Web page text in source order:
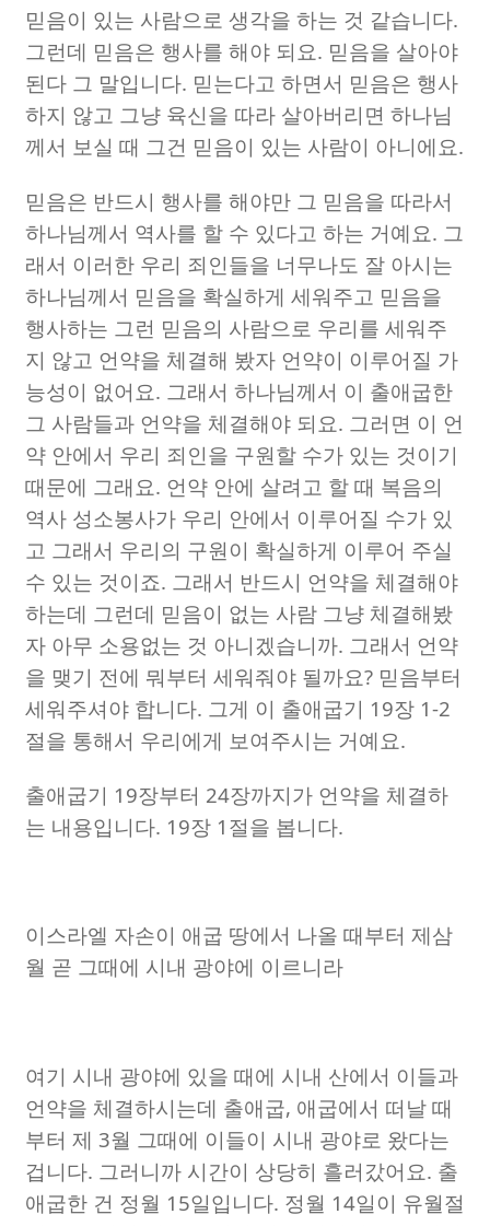
믿음이 있는 사람으로 생각을 하는 것 같습니다.
그런데 믿음은 행사를 해야 되요. 믿음을 살아야
된다 그 말입니다. 믿는다고 하면서 믿음은 행사
하지 않고 그냥 육신을 따라 살아버리면 하나님
께서 보실 때 그건 믿음이 있는 사람이 아니에요.
믿음은 반드시 행사를 해야만 그 믿음을 따라서
하나님께서 역사를 할 수 있다고 하는 거예요. 그
래서 이러한 우리 죄인들을 너무나도 잘 아시는
하나님께서 믿음을 확실하게 세워주고 믿음을
행사하는 그런 믿음의 사람으로 우리를 세워주
지 않고 언약을 체결해 봤자 언약이 이루어질 가
능성이 없어요. 그래서 하나님께서 이 출애굽한
그 사람들과 언약을 체결해야 되요. 그러면 이 언
약 안에서 우리 죄인을 구원할 수가 있는 것이기
때문에 그래요. 언약 안에 살려고 할 때 복음의
역사 성소봉사가 우리 안에서 이루어질 수가 있
고 그래서 우리의 구원이 확실하게 이루어 주실
수 있는 것이죠. 그래서 반드시 언약을 체결해야
하는데 그런데 믿음이 없는 사람 그냥 체결해봤
자 아무 소용없는 것 아니겠습니까. 그래서 언약
을 맺기 전에 뭐부터 세워줘야 될까요? 믿음부터
세워주셔야 합니다. 그게 이 출애굽기 19장 1-2
절을 통해서 우리에게 보여주시는 거예요.
출애굽기 19장부터 24장까지가 언약을 체결하
는 내용입니다. 19장 1 절을 봅니다.
이스라엘 자손이 애굽 땅에서 나올 때부터 제삼
월 곧 그때에 시내 광야에 이르니라
여기 시내 광야에 있을 때에 시내 산에서 이들과
언약을 체결하시는데 출애굽, 애굽에서 떠날 때
부터 제 3월 그때에 이들이 시내 광야로 왔다는
겁니다. 그러니까 시간이 상당히 흘러갔어요. 출
애굽한 건 정월 15일입니다. 정월 14일이 유월절